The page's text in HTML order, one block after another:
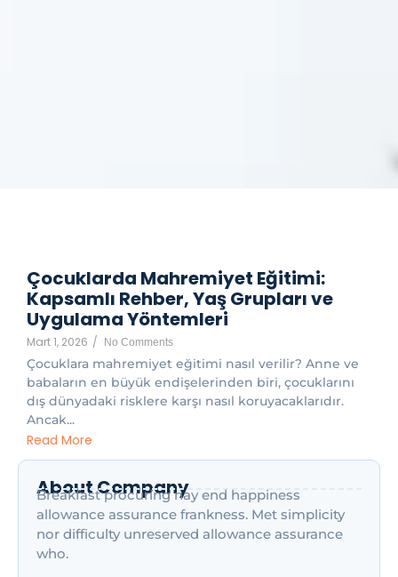
Çocuklarda Mahremiyet Eğitimi:
Kapsamlı Rehber, Yaş Grupları ve
Uygulama Yöntemleri
Mart 1, 2026 / No Comments
Çocuklara mahremiyet eğitimi nasıl verilir? Anne ve
babaların en büyük endişelerinden biri, çocuklarını
dış dünyadaki risklere karşı nasıl koruyacaklarıdır.
Ancak...
Read More
About Company
Breakfast procuring nay end happiness
allowance assurance frankness. Met simplicity
nor difficulty unreserved allowance assurance
who.